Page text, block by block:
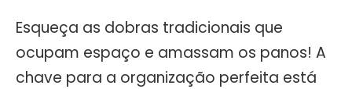
Esqueça as dobras tradicionais que
ocupam espaço e amassam os panos! A
chave para a organização perfeita está